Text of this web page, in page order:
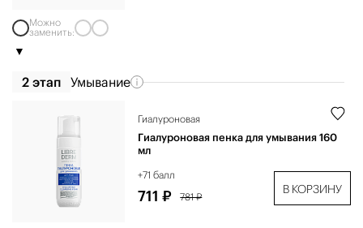
Можно
заменить:
2 этап Умывание
Гиалуроновая
Гиалуроновая пенка для умывания 160
мл
+71 балл
711 ₽ 781 ₽
В КОРЗИНУ